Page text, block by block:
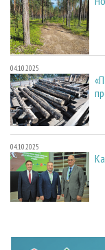
04.10.2025
04.10.2025